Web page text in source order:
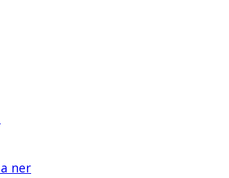
ner